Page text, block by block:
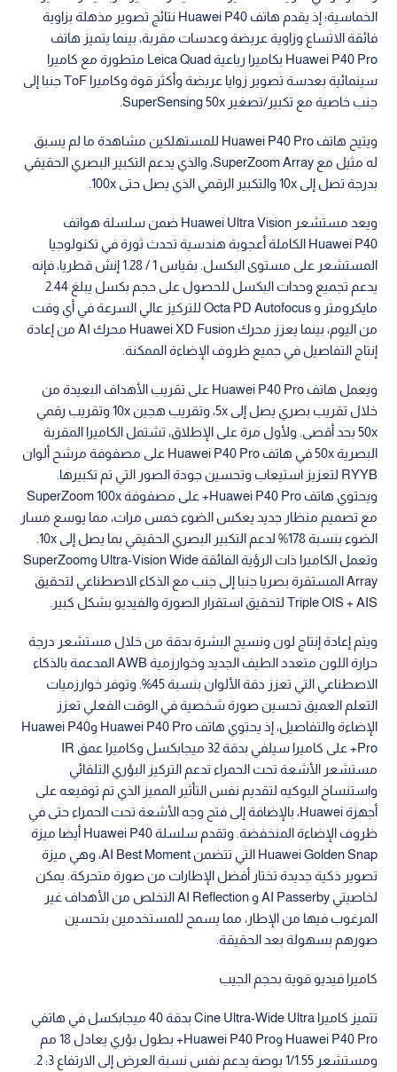
الخماسية؛ إذ يقدم هاتف Huawei P40 نتائج تصوير مذهلة بزاوية
فائقة الاتساع وزاوية عريضة وعدسات مقربة، بينما يتميز هاتف
Huawei P40 Pro بكاميرا رباعية Leica Quad متطورة مع كاميرا
سينمائية بعدسة تصوير زوايا عريضة وأكثر قوة وكاميرا ToF جنبا إلى
جنب خاصية مع تكبير/تصغير SuperSensing 50x.
ويتيح هاتف Huawei P40 Pro للمستهلكين مشاهدة ما لم يسبق
له مثيل مع SuperZoom Array، والذي يدعم التكبير البصري الحقيقي
بدرجة تصل إلى 10x والتكبير الرقمي الذي يصل حتى 100x.
ويعد مستشعر Huawei Ultra Vision ضمن سلسلة هواتف
Huawei P40 الكاملة أعجوبة هندسية تحدث ثورة في تكنولوجيا
المستشعر على مستوى البكسل. بقياس 1 / 1.28 إنش قطريا، فإنه
يدعم تجميع وحدات البكسل للحصول على حجم بكسل يبلغ 2.44
مايكرومتر و Octa PD Autofocus للتركيز عالي السرعة في أي وقت
من اليوم، بينما يعزز محرك Huawei XD Fusion محرك AI من إعادة
إنتاج التفاصيل في جميع ظروف الإضاءة الممكنة.
ويعمل هاتف Huawei P40 Pro على تقريب الأهداف البعيدة من
خلال تقريب بصري يصل إلى 5x، وتقريب هجين 10x وتقريب رقمي
50x بحد أقصى. ولأول مرة على الإطلاق، تشتمل الكاميرا المقربة
البصرية 50x في هاتف Huawei P40 Pro على مصفوفة مرشح ألوان
RYYB لتعزيز استيعاب وتحسين جودة الصور التي تم تكبيرها.
ويحتوي هاتف Huawei P40 Pro+ على مصفوفة SuperZoom 100x
مع تصميم منظار جديد يعكس الضوء خمس مرات، مما يوسع مسار
وتعمل الكاميرا ذات الرؤية الفائقة Ultra-Vision Wide وSuperZoom
Array المستقرة بصريا جنبا إلى جنب مع الذكاء الاصطناعي لتحقيق
Triple OIS + AIS لتحقيق استقرار الصورة والفيديو بشكل كبير.
ويتم إعادة إنتاج لون ونسيج البشرة بدقة من خلال مستشعر درجة
حرارة اللون متعدد الطيف الجديد وخوارزمية AWB المدعمة بالذكاء
الاصطناعي التي تعزز دقة الألوان بنسبة 45%. وتوفر خوارزميات
التعلم العميق تحسين صورة شخصية في الوقت الفعلي تعزز
الإضاءة والتفاصيل، إذ يحتوي هاتف Huawei P40 Pro وHuawei P40
Pro+ على كاميرا سيلفي بدقة 32 ميجابكسل وكاميرا عمق IR
مستشعر الأشعة تحت الحمراء تدعم التركيز البؤري التلقائي
واستنساخ البوكيه لتقديم نفس التأثير المميز الذي تم توقيعه على
أجهزة Huawei، بالإضافة إلى فتح وجه الأشعة تحت الحمراء حتى في
ظروف الإضاءة المنخفضة. وتقدم سلسلة Huawei P40 أيضا ميزة
Huawei Golden Snap التي تتضمن AI Best Moment، وهي ميزة
تصوير ذكية جديدة تختار أفضل الإطارات من صورة متحركة. يمكن
لخاصيتي AI Passerby و AI Reflection التخلص من الأهداف غير
المرغوب فيها من الإطار، مما يسمح للمستخدمين بتحسين
صورهم بسهولة بعد الحقيقة.
كاميرا فيديو قوية بحجم الجيب
تتميز كاميرا Cine Ultra-Wide Ultra بدقة 40 ميجابكسل في هاتفي
Huawei P40 Pro وHuawei P40 Pro+ بطول بؤري يعادل 18 مم